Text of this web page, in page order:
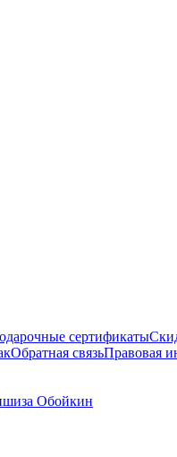
сертификаты
Обратная связьПравовая
Обойкин